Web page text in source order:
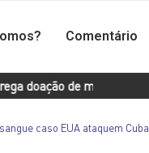
de medicamentos a Cuba
Comentário
caso EUA ataquem Cuba